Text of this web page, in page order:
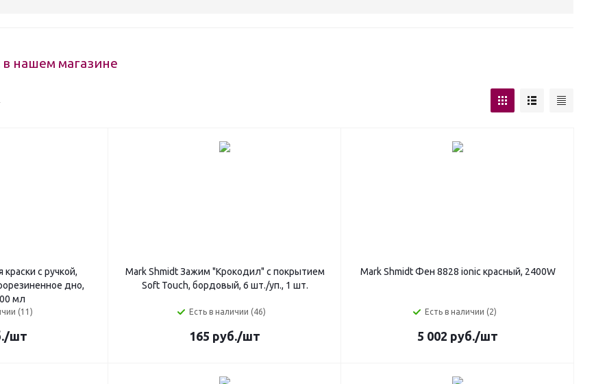
нашем магазине
с ручкой,
дно,
мл
(11)
/шт
Mark Shmidt Зажим "Крокодил" с покрытием
Soft Touch, бордовый, 6 шт./уп., 1 шт.
Есть в наличии (46)
165 руб./шт
Mark Shmidt Фен 8828 ionic красный, 2400W
Есть в наличии (2)
5 002 руб./шт